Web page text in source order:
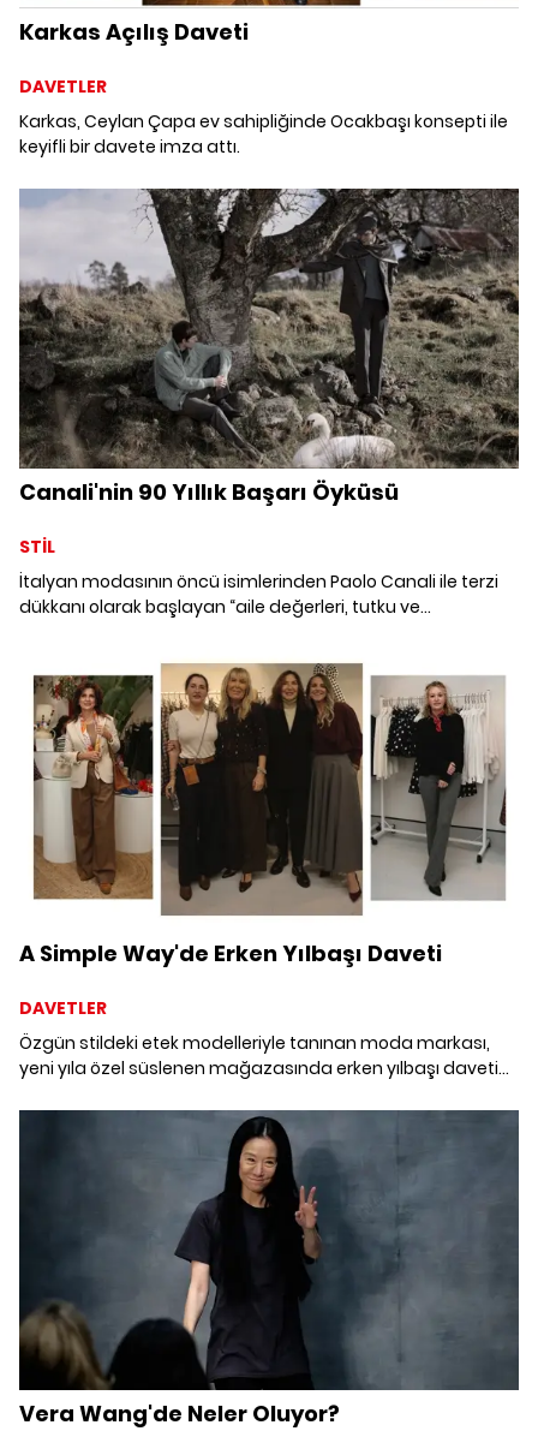
Karkas Açılış Daveti
DAVETLER
Karkas, Ceylan Çapa ev sahipliğinde Ocakbaşı konsepti ile
keyifli bir davete imza attı.
Canali'nin 90 Yıllık Başarı Öyküsü
STİL
İtalyan modasının öncü isimlerinden Paolo Canali ile terzi
dükkanı olarak başlayan “aile değerleri, tutku ve
yaşına ulaşan Canali markasının ilham alınası hikayesini
konuştuk.
A Simple Way'de Erken Yılbaşı Daveti
DAVETLER
Özgün stildeki etek modelleriyle tanınan moda markası,
yeni yıla özel süslenen mağazasında erken yılbaşı daveti
konuklar, koleksiyondaki yeni modelleri keşfederek keyifli
Vera Wang'de Neler Oluyor?